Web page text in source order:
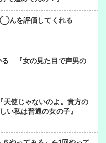
◯んを評価してくれる
る 『女の見た目で声男の
天使じゃないのよ。貴方の
い私は普通の女の子』